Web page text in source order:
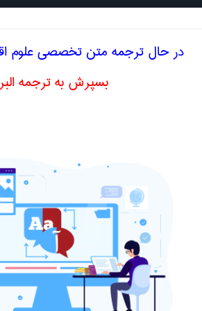
معادل انگلیسی ارزش سرمایه
علوم اقتصادی
ارزش سرمایه
در حال ترجمه متن تخصصی علوم
بسپرش به ترجمه